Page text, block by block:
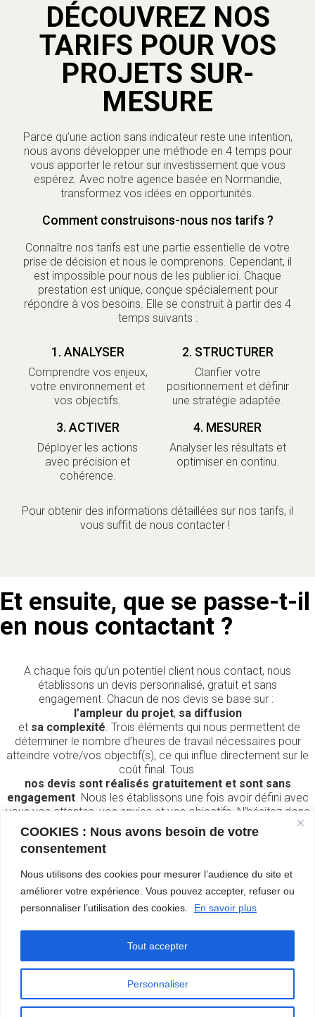
COOKIES : Nous avons besoin de votre
consentement
Nous utilisons des cookies pour mesurer l’audience du site et
améliorer votre expérience. Vous pouvez accepter, refuser ou
personnaliser l’utilisation des cookies.
En savoir plus
Personnaliser
Tout accepter
DÉCOUVREZ NOS
TARIFS POUR VOS
PROJETS SUR-
MESURE
Parce qu’une action sans indicateur reste une intention,
nous avons développer une méthode en 4 temps pour
vous apporter le retour sur investissement que vous
espérez. Avec notre agence basée en Normandie,
transformez vos idées en opportunités.
Comment construisons-nous nos tarifs ?
Connaître nos tarifs est une partie essentielle de votre
prise de décision et nous le comprenons. Cependant, il
est impossible pour nous de les publier ici. Chaque
prestation est unique, conçue spécialement pour
répondre à vos besoins. Elle se construit à partir des 4
temps suivants :
1. ANALYSER
Comprendre vos enjeux,
votre environnement et
vos objectifs.
2. STRUCTURER
Clarifier votre
positionnement et définir
une stratégie adaptée.
3. ACTIVER
Déployer les actions
avec précision et
cohérence.
4. MESURER
Analyser les résultats et
optimiser en continu.
Pour obtenir des informations détaillées sur nos tarifs, il
vous suffit de nous contacter !
Et ensuite, que se passe-t-il
en nous contactant ?
A chaque fois qu’un potentiel client nous contact, nous
établissons un devis personnalisé, gratuit et sans
engagement. Chacun de nos devis se base sur :
l’ampleur du projet, sa diffusion
et sa complexité . Trois éléments qui nous permettent de
déterminer le nombre d’heures de travail nécessaires pour
atteindre votre/vos objectif(s), ce qui influe directement sur le
coût final. Tous
nos devis sont réalisés gratuitement et sont sans
engagement. Nous les établissons une fois avoir défini avec
vous vos attentes, vos envies et vos objectifs. N’hésitez donc
pas à nous contacter ci-dessous. Nous vous recontacterons au
plus vite.
Pourquoi nous faire
confiance ?
l’innovation distingue notre agence. Chaque création que nous
réalisons est unique, garantissant que votre communication se
démarque de celle de vos concurrents.
© 2026 Agence de communication, marketing &
événementiel sport – CAMEMB’R. Created with
using